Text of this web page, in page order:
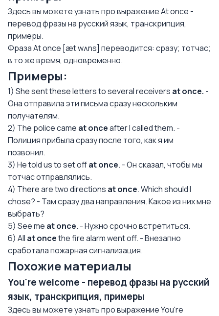
Здесь вы можете узнать про выражение At once -
перевод фразы на русский язык, транскрипция,
примеры.
Фраза At once [æt wʌns] переводится: сразу; тотчас;
в то же время, одновременно.
Примеры:
1) She sent these letters to several receivers at once. -
Она отправила эти письма сразу нескольким
получателям.
2) The police came at onceafter I called them. -
Полиция прибыла сразу после того, как я им
позвонил.
3) He told us to set offat once. - Он сказал, чтобы мы
тотчас отправлялись.
4) There are two directions at once. Which should I
chose? - Там сразу два направления. Какое из них мне
выбрать?
5) See me at once. - Нужно срочно встретиться.
6) All at oncethe fire alarm went off. - Внезапно
сработала пожарная сигнализация.
Похожие материалы
You're welcome - перевод фразы на русский
язык, транскрипция, примеры
Здесь вы можете узнать про выражение You're